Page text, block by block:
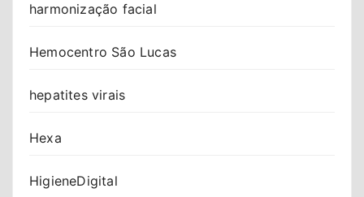
harmonização facial
Hemocentro São Lucas
hepatites virais
Hexa
HigieneDigital